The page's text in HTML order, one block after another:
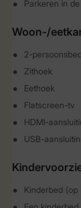
Parkeren in
Woon-/
2-
Zithoek
Eethoek
Flatscreen-tv
HDMI-
USB-
Kinderbed (op